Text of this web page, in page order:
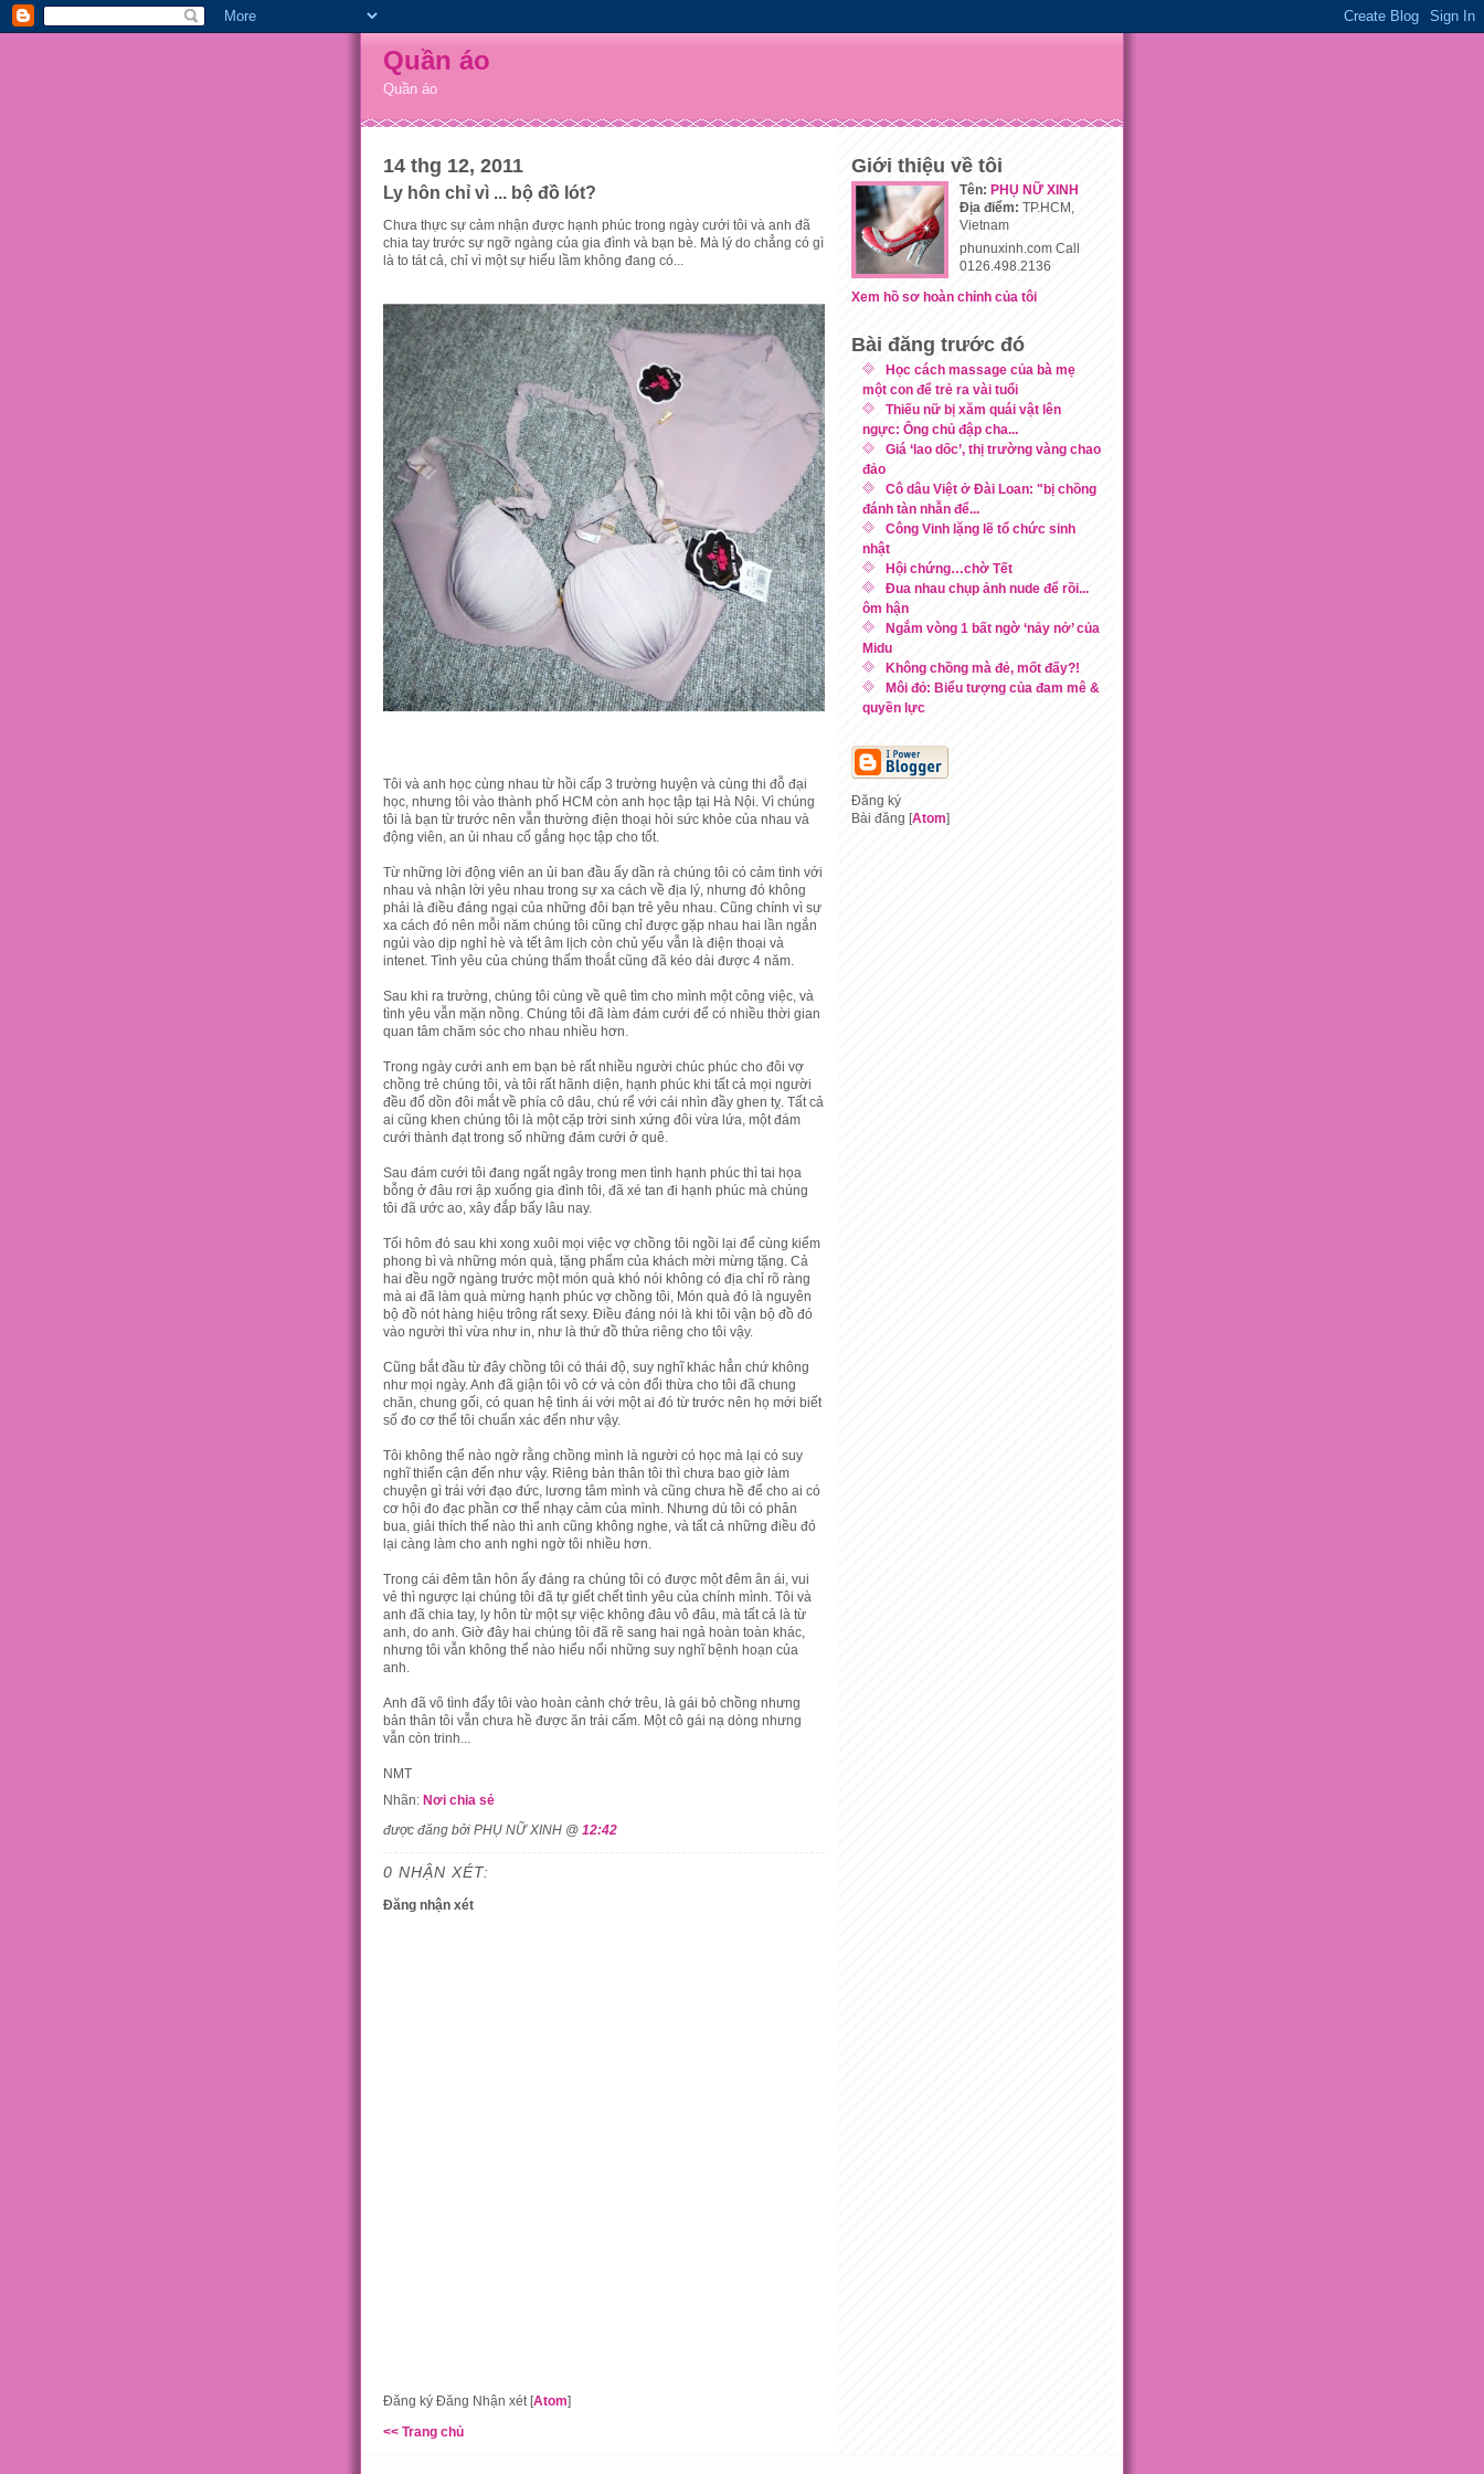
Quần áo
Quần áo
14 thg 12, 2011
Ly hôn chỉ vì ... bộ đồ lót?
Chưa thực sự cảm nhận được hạnh phúc trong ngày cưới tôi và anh đã
chia tay trước sự ngỡ ngàng của gia đình và bạn bè. Mà lý do chẳng có gì
là to tát cả, chỉ vì một sự hiểu lầm không đang có...
Tôi và anh học cùng nhau từ hồi cấp 3 trường huyện và cùng thi đỗ đại
học, nhưng tôi vào thành phố HCM còn anh học tập tại Hà Nội. Vì chúng
tôi là bạn từ trước nên vẫn thường điện thoại hỏi sức khỏe của nhau và
động viên, an ủi nhau cố gắng học tập cho tốt.
Từ những lời động viên an ủi ban đầu ấy dần rà chúng tôi có cảm tình với
nhau và nhận lời yêu nhau trong sự xa cách về địa lý, nhưng đó không
phải là điều đáng ngại của những đôi bạn trẻ yêu nhau. Cũng chính vì sự
xa cách đó nên mỗi năm chúng tôi cũng chỉ được gặp nhau hai lần ngắn
ngủi vào dịp nghỉ hè và tết âm lịch còn chủ yếu vẫn là điện thoại và
intenet. Tình yêu của chúng thấm thoắt cũng đã kéo dài được 4 năm.
Sau khi ra trường, chúng tôi cùng về quê tìm cho mình một công việc, và
tình yêu vẫn mặn nồng. Chúng tôi đã làm đám cưới để có nhiều thời gian
quan tâm chăm sóc cho nhau nhiều hơn.
Trong ngày cưới anh em bạn bè rất nhiều người chúc phúc cho đôi vợ
chồng trẻ chúng tôi, và tôi rất hãnh diện, hạnh phúc khi tất cả mọi người
đều đổ dồn đôi mắt về phía cô dâu, chú rể với cái nhìn đầy ghen tỵ. Tất cả
ai cũng khen chúng tôi là một cặp trời sinh xứng đôi vừa lứa, một đám
cưới thành đạt trong số những đám cưới ở quê.
Sau đám cưới tôi đang ngất ngây trong men tình hạnh phúc thì tai họa
bỗng ở đâu rơi ập xuống gia đình tôi, đã xé tan đi hạnh phúc mà chúng
tôi đã ước ao, xây đắp bấy lâu nay.
Tối hôm đó sau khi xong xuôi mọi việc vợ chồng tôi ngồi lại để cùng kiểm
phong bì và những món quà, tặng phẩm của khách mời mừng tặng. Cả
hai đều ngỡ ngàng trước một món quà khó nói không có địa chỉ rõ ràng
mà ai đã làm quà mừng hạnh phúc vợ chồng tôi, Món quà đó là nguyên
bộ đồ nót hàng hiệu trông rất sexy. Điều đáng nói là khi tôi vận bộ đồ đó
vào người thì vừa như in, như là thứ đồ thửa riêng cho tôi vậy.
Cũng bắt đầu từ đây chồng tôi có thái độ, suy nghĩ khác hẳn chứ không
như mọi ngày. Anh đã giận tôi vô cớ và còn đổi thừa cho tôi đã chung
chăn, chung gối, có quan hệ tình ái với một ai đó từ trước nên họ mới biết
số đo cơ thể tôi chuẩn xác đến như vậy.
Tôi không thể nào ngờ rằng chồng mình là người có học mà lại có suy
nghĩ thiển cận đến như vậy. Riêng bản thân tôi thì chưa bao giờ làm
chuyện gì trái với đạo đức, lương tâm mình và cũng chưa hề để cho ai có
cơ hội đo đạc phần cơ thể nhạy cảm của mình. Nhưng dù tôi có phân
bua, giải thích thế nào thì anh cũng không nghe, và tất cả những điều đó
lại càng làm cho anh nghi ngờ tôi nhiều hơn.
Trong cái đêm tân hôn ấy đáng ra chúng tôi có được một đêm ân ái, vui
vẻ thì ngược lại chúng tôi đã tự giết chết tình yêu của chính mình. Tôi và
anh đã chia tay, ly hôn từ một sự việc không đâu vô đâu, mà tất cả là từ
anh, do anh. Giờ đây hai chúng tôi đã rẽ sang hai ngả hoàn toàn khác,
nhưng tôi vẫn không thể nào hiểu nổi những suy nghĩ bệnh hoạn của
anh.
Anh đã vô tình đẩy tôi vào hoàn cảnh chớ trêu, là gái bỏ chồng nhưng
bản thân tôi vẫn chưa hề được ăn trái cấm. Một cô gái nạ dòng nhưng
vẫn còn trinh...
NMT
Nhãn: Nơi chia sẻ
được đăng bởi PHỤ NỮ XINH @ 12:42
0 NHẬN XÉT:
Đăng nhận xét
Đăng ký Đăng Nhận xét [Atom]
<< Trang chủ
Giới thiệu về tôi
Tên: PHỤ NỮ XINH
Địa điểm: TP.HCM,
Vietnam
phunuxinh.com Call
0126.498.2136
Xem hồ sơ hoàn chỉnh của tôi
Bài đăng trước đó
Học cách massage của bà mẹ
một con để trẻ ra vài tuổi
Thiếu nữ bị xăm quái vật lên
ngực: Ông chủ đập cha...
Giá ‘lao dốc’, thị trường vàng chao
đảo
Cô dâu Việt ở Đài Loan: "bị chồng
đánh tàn nhẫn để...
Công Vinh lặng lẽ tổ chức sinh
nhật
Hội chứng…chờ Tết
Đua nhau chụp ảnh nude để rồi...
ôm hận
Ngắm vòng 1 bất ngờ ‘nảy nở’ của
Midu
Không chồng mà đẻ, mốt đấy?!
Môi đỏ: Biểu tượng của đam mê &
quyền lực
Đăng ký
Bài đăng [Atom]